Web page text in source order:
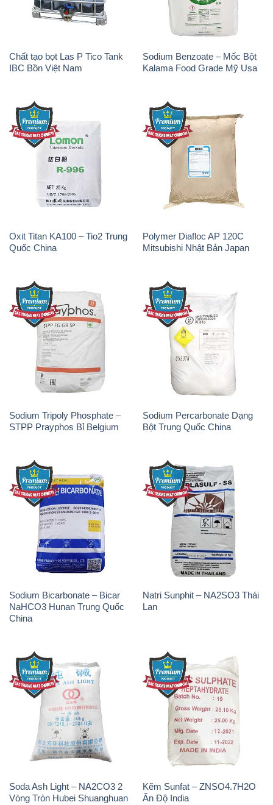
Chất tạo bọt Las P Tico Tank
IBC Bồn Việt Nam
Sodium Benzoate – Mốc Bột
Kalama Food Grade Mỹ Usa
Oxit Titan KA100 – Tio2 Trung
Quốc China
Polymer Diafloc AP 120C
Mitsubishi Nhật Bản Japan
Sodium Tripoly Phosphate –
STPP Prayphos Bỉ Belgium
Sodium Percarbonate Dạng
Bột Trung Quốc China
Sodium Bicarbonate – Bicar
NaHCO3 Hunan Trung Quốc
China
Natri Sunphit – NA2SO3 Thái
Lan
Soda Ash Light – NA2CO3 2
Vòng Tròn Hubei Shuanghuan
Kẽm Sunfat – ZNSO4.7H2O
Ấn Độ India